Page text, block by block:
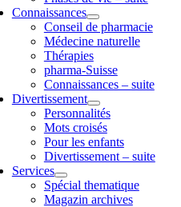
Connaissances
Conseil de pharmacie
Médecine naturelle
Thérapies
pharma-Suisse
Connaissances – suite
Divertissement
Personnalités
Mots croisés
Pour les enfants
Divertissement – suite
Services
Spécial thematique
Magazin archives